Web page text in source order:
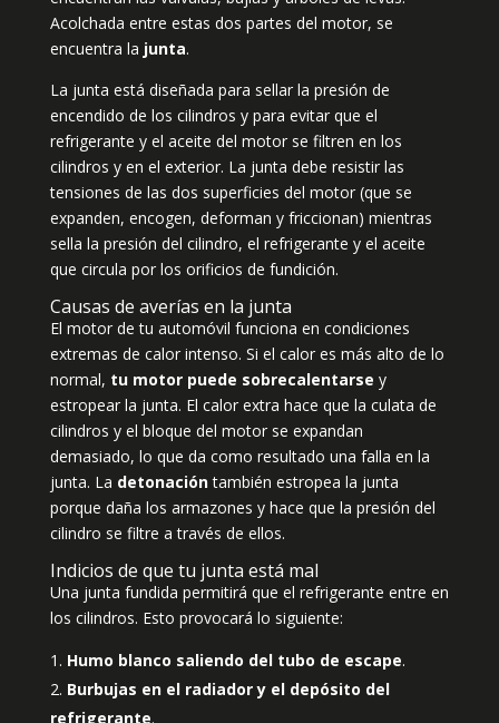
Acolchada entre estas dos partes del motor, se
encuentra la junta.
La junta está diseñada para sellar la presión de
encendido de los cilindros y para evitar que el
refrigerante y el aceite del motor se filtren en los
cilindros y en el exterior. La junta debe resistir las
tensiones de las dos superficies del motor (que se
expanden, encogen, deforman y friccionan) mientras
sella la presión del cilindro, el refrigerante y el aceite
que circula por los orificios de fundición.
Causas de averías en la junta
El motor de tu automóvil funciona en condiciones
extremas de calor intenso. Si el calor es más alto de lo
normal, tu motor puede sobrecalentarse y
estropear la junta. El calor extra hace que la culata de
cilindros y el bloque del motor se expandan
demasiado, lo que da como resultado una falla en la
junta. La detonacióntambién estropea la junta
porque daña los armazones y hace que la presión del
cilindro se filtre a través de ellos.
Indicios de que tu junta está mal
Una junta fundida permitirá que el refrigerante entre en
los cilindros. Esto provocará lo siguiente:
Humo blanco saliendo del tubo de escape.
Burbujas en el radiador y el depósito del
refrigerante.